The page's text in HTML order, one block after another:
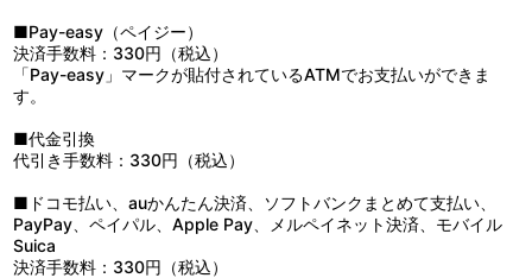
ない。悔しさのあまり、僕は水泳で勝負をかける事にする……！
■Pay-easy（ペイジー）
決済手数料：330円（税込）
「Pay-easy」マークが貼付されているATMでお支払いができま
す。
■代金引換
代引き手数料：330円（税込）
■ドコモ払い、auかんたん決済、ソフトバンクまとめて支払い、
PayPay、ペイパル、Apple Pay、メルペイネット決済、モバイル
Suica
決済手数料：330円（税込）